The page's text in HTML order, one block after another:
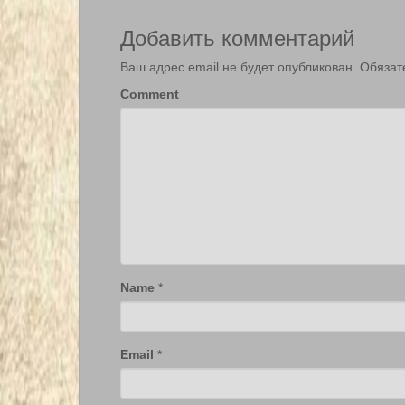
Добавить комментарий
Ваш адрес email не будет опубликован.
Comment
Name *
Email *